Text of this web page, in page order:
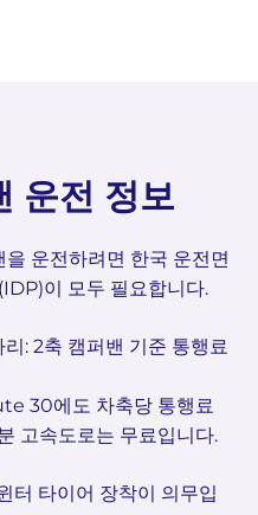
운전 정보
운전하려면 한국 운전면
이 모두 필요합니다.
: 2축 캠퍼밴 기준 통행료
30에도 차축당 통행료
고속도로는 무료입니다.
터 타이어 장착이 의무입